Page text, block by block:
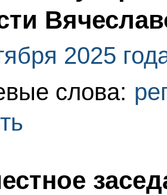
2025
слова: